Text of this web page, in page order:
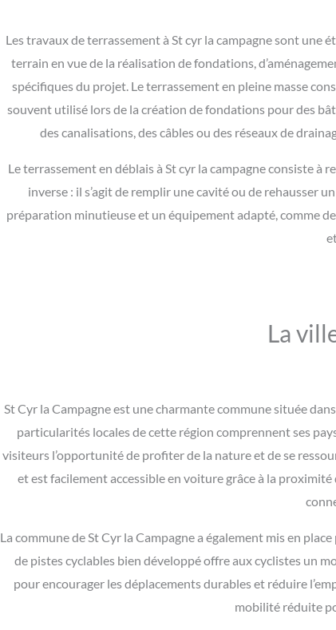
Les travaux de terrassement à St cyr la campagne sont une
terrain en vue de la réalisation de fondations,
spécifiques du projet. Le terrassement en pleine masse
souvent utilisé lors de la création de fondations pour des
des canalisations, des câbles ou des réseaux de
Le terrassement en déblais à St cyr la campagne consiste à
inverse : il s’agit de remplir une cavité ou de rehausser
préparation minutieuse et un équipement adapté, comme
La
St Cyr la Campagne est une charmante commune située
particularités locales de cette région comprennent ses
visiteurs l’opportunité de profiter de la nature et de se
et est facilement accessible en voiture grâce à la
La commune de St Cyr la Campagne a également mis en
de pistes cyclables bien développé offre aux cyclistes un
pour encourager les déplacements durables et réduire
mobilité réduite